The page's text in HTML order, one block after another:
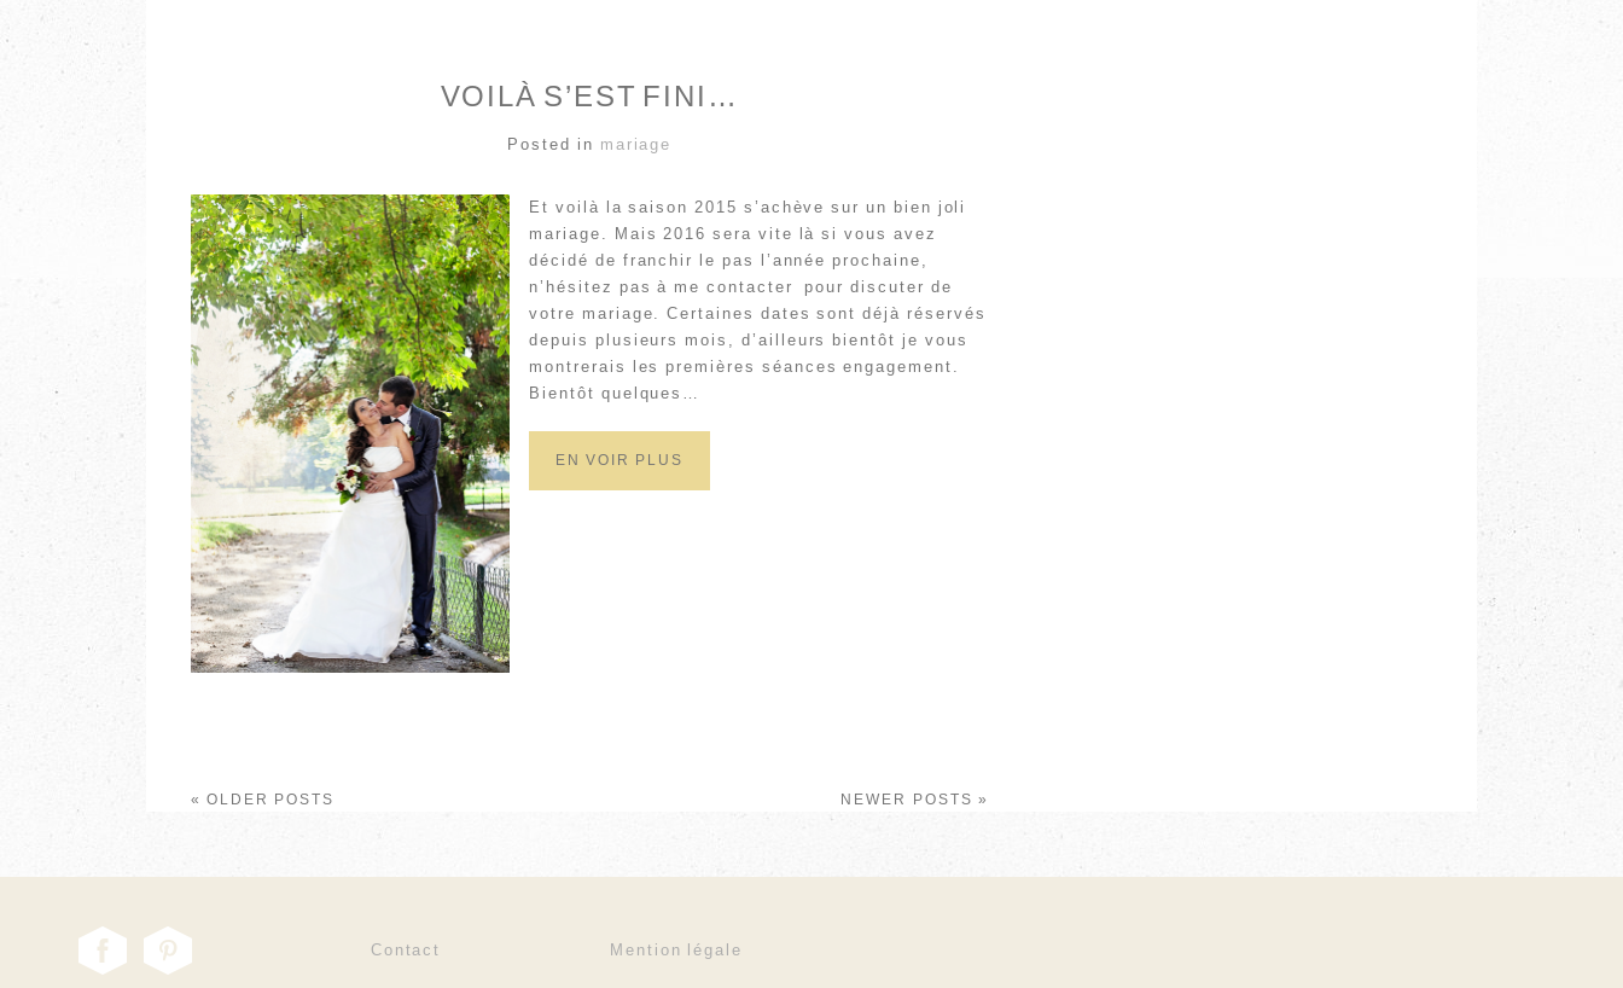
VOILÀ S’EST FINI…
Posted in mariage
Et voilà la saison 2015 s’achève sur un bien joli
mariage. Mais 2016 sera vite là si vous avez
décidé de franchir le pas l’année prochaine,
n’hésitez pas à me contacter pour discuter de
votre mariage. Certaines dates sont déjà réservés
depuis plusieurs mois, d’ailleurs bientôt je vous
montrerais les premières séances engagement.
Bientôt quelques…
EN VOIR PLUS
« OLDER POSTS NEWER POSTS »
Contact Mention légale